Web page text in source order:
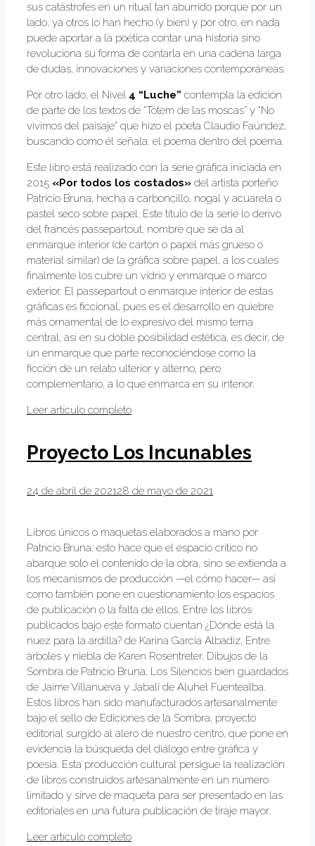
sus catástrofes en un ritual tan aburrido porque por un
lado, ya otros lo han hecho (y bien) y por otro, en nada
puede aportar a la poética contar una historia sino
revoluciona su forma de contarla en una cadena larga
de dudas, innovaciones y variaciones contemporáneas.
Por otro lado, el Nivel 4 “Luche” contempla la edición
de parte de los textos de “Tótem de las moscas” y “No
vivimos del paisaje” que hizo el poeta Claudio Faúndez,
buscando como él señala: el poema dentro del poema.
Este libro está realizado con la serie gráfica iniciada en
2015 «Por todos los costados» del artista porteño
Patricio Bruna, hecha a carboncillo, nogal y acuarela o
pastel seco sobre papel. Este título de la serie lo derivo
del francés passepartout, nombre que se da al
enmarque interior (de cartón o papel más grueso o
material similar) de la gráfica sobre papel, a los cuales
finalmente los cubre un vidrio y enmarque o marco
exterior. El passepartout o enmarque interior de estas
gráficas es ficcional, pues es el desarrollo en quiebre
más ornamental de lo expresivo del mismo tema
central, así en su doble posibilidad estética, es decir, de
un enmarque que parte reconociéndose como la
ficción de un relato ulterior y alterno, pero
complementario, a lo que enmarca en su interior.
Leer artículo completo
Proyecto Los Incunables
24 de abril de 202128 de mayo de 2021
Libros únicos o maquetas elaborados a mano por
Patricio Bruna; esto hace que el espacio crítico no
abarque solo el contenido de la obra, sino se extienda a
los mecanismos de producción —el cómo hacer— así
como también pone en cuestionamiento los espacios
de publicación o la falta de ellos. Entre los libros
publicados bajo este formato cuentan ¿Dónde está la
nuez para la ardilla? de Karina García Albadiz, Entre
árboles y niebla de Karen Rosentreter, Dibujos de la
Sombra de Patricio Bruna, Los Silencios bien guardados
de Jaime Villanueva y Jabalí de Aluhel Fuentealba.
Estos libros han sido manufacturados artesanalmente
bajo el sello de Ediciones de la Sombra, proyecto
editorial surgido al alero de nuestro centro, que pone en
evidencia la búsqueda del diálogo entre gráfica y
poesía. Esta producción cultural persigue la realización
de libros construidos artesanalmente en un número
limitado y sirve de maqueta para ser presentado en las
editoriales en una futura publicación de tiraje mayor.
Leer artículo completo